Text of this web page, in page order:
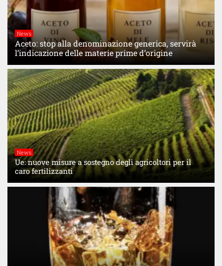
News
Aceto: stop alla denominazione generica, servirà
l’indicazione delle materie prime d’origine
News
Ue: nuove misure a sostegno degli agricoltori per il
caro fertilizzanti